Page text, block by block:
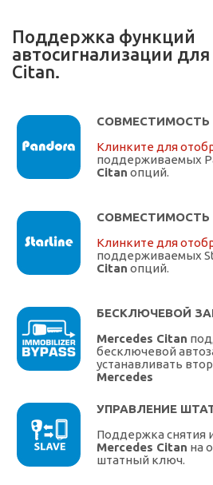
Поддержка функций
автосигнализации
Citan.
СОВМЕСТИМОСТЬ
Клинките для
поддерживаемых
Citan опций.
СОВМЕСТИМОСТЬ
Клинките для
поддерживаемых
Citan опций.
БЕСКЛЮЧЕВОЙ
Mercedes Citan
бесключевой
устанавливать
Mercedes
УПРАВЛЕНИЕ
Поддержка снятия
Mercedes Citan на
штатный ключ.